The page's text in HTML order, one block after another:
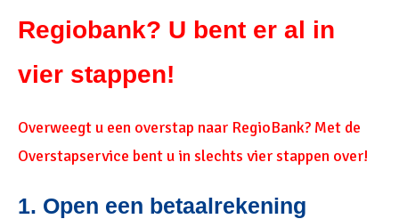
Regiobank? U bent er al in
vier stappen!
Overweegt u een overstap naar RegioBank? Met de
Overstapservice bent u in slechts vier stappen over!
1. Open een betaalrekening